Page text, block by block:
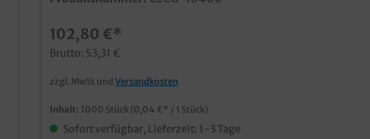
102,80 €*
Brutto: 53,31 €
zzgl. MwSt und Versandkosten
Inhalt: 1000 Stück (0,04 €* / 1 Stück)
Sofort verfügbar, Lieferzeit: 1-3 Tage